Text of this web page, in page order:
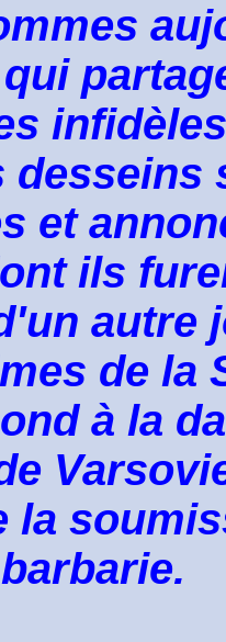
desseins
et
ils
autre
de la
à la
la